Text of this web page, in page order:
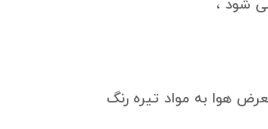
شود ،
که در معرض هوا به مواد تیره رنگ